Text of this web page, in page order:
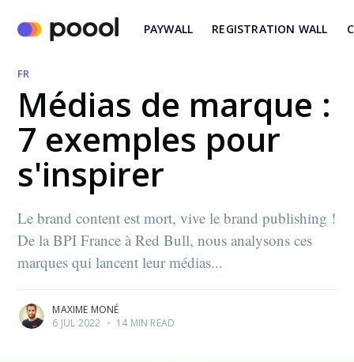
PAYWALL REGISTRATION WALL
FR
Médias de marque :
7 exemples pour
s'inspirer
Le brand content est mort, vive le brand publishing !
De la BPI France à Red Bull, nous analysons ces
marques qui lancent leur médias...
MAXIME MONÉ
6 JUL 2022 • 14 MIN READ